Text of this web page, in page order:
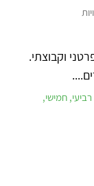
וקבוצתי.
חמישי,